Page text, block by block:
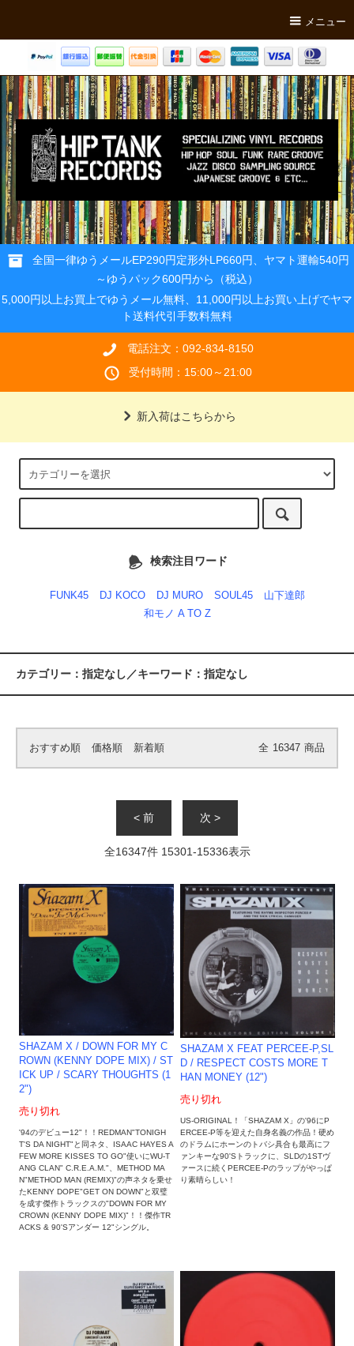
メニュー
全国一律ゆうメールEP290円定形外LP660円、ヤマト運輸540円
～ゆうパック600円から（税込）
5,000円以上お買上でゆうメール無料、11,000円以上お買い上げでヤマ
ト送料代引手数料無料
電話注文：092-834-8150
受付時間：15:00～21:00
新入荷はこちらから
検索注目ワード
FUNK45 DJ KOCO DJ MURO SOUL45
山下達郎
和モノ A TO Z
カテゴリー：指定なし／キーワード：指定なし
おすすめ順 価格順 新着順 全 16347 商品
< 前 次 >
全16347件 15301-15336表示
SHAZAM X / DOWN FOR MY C
ROWN (KENNY DOPE MIX) / ST
ICK UP / SCARY THOUGHTS (1
2")
売り切れ
'94のデビュー12"！！REDMAN"TONIGH
T'S DA NIGHT"と同ネタ、ISAAC HAYES A
FEW MORE KISSES TO GO"使いにWU-T
ANG CLAN" C.R.E.A.M."、METHOD MA
N"METHOD MAN (REMIX)"の声ネタを乗せ
たKENNY DOPE"GET ON DOWN"と双璧
を成す傑作トラックスの"DOWN FOR MY
CROWN (KENNY DOPE MIX)"！！傑作TR
ACKS & 90'Sアンダー 12"シングル。
SHAZAM X FEAT PERCEE-P,SL
D / RESPECT COSTS MORE T
HAN MONEY (12")
売り切れ
US-ORIGINAL！「SHAZAM X」の'96にP
ERCEE-P等を迎えた自身名義の作品！硬め
のドラムにホーンのトバシ具合も最高にフ
ァンキーな90'Sトラックに、SLDの1STヴ
ァースに続くPERCEE-Pのラップがやっぱ
り素晴らしい！